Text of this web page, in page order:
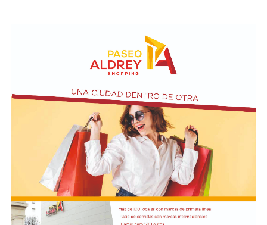
La estrategia política de Brasilia posiblemente se
concentre en fortalecer un sentimiento de nacionalismo
y esquivar lo que puedan llegar a ser las declaraciones de
los mandatarios más influyentes de la región en apoyo a
Flavio Bolsonaro.
La cancillería de Brasil convocó inicialmente al
embajador por las duras declaraciones del presidente
Javier Milei contra Lula da Silva, al que tildó de “ladrón y
presidiario”, en el acto del candidato presidencial Flávio
Bolsonaro.
Luego volvieron a citarlo al Palacio de Itamaraty (el
Ministerio de Relaciones Exteriores brasileño), donde le